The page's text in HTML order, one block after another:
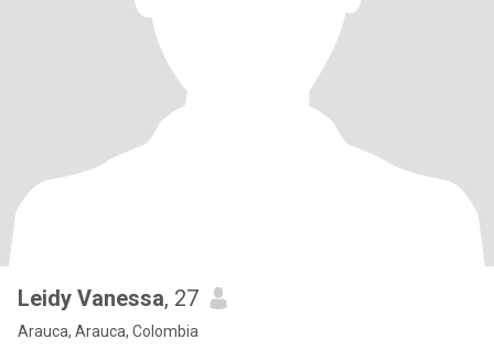
Leidy Vanessa, 27
Arauca, Arauca, Colombia